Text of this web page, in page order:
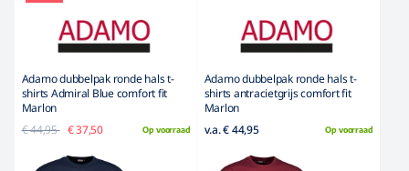
Adamo dubbelpak ronde hals t-
shirts Admiral Blue comfort fit
Marlon
€ 44,95 € 37,50 Op voorraad
Adamo dubbelpak ronde hals t-
shirts antracietgrijs comfort fit
Marlon
v.a. € 44,95
Op voorraad